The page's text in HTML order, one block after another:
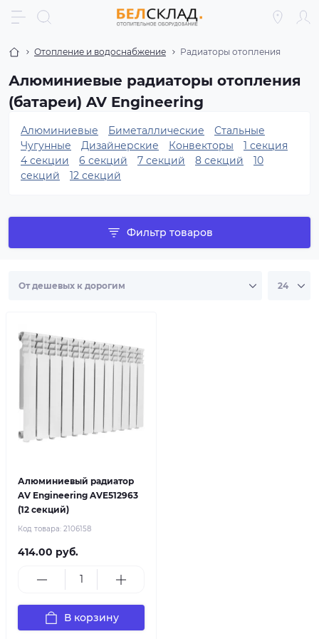
Отопление и водоснабжение Радиаторы отопления
Алюминиевые радиаторы отопления
(батареи) AV Engineering
Алюминиевые Биметаллические
Стальные
Чугунные
Дизайнерские Конвекторы
1 секция
4 секции
6 секций 7 секций 8 секций
10
секций
12 секций
Фильтр товаров
Алюминиевый радиатор
AV Engineering AVE512963
(12 секций)
Код товара: 2106158
414.00 руб.
В корзину